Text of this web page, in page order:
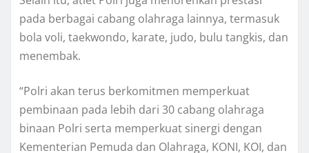
pada berbagai cabang olahraga lainnya, termasuk
bola voli, taekwondo, karate, judo, bulu tangkis, dan
menembak.
“Polri akan terus berkomitmen memperkuat
pembinaan pada lebih dari 30 cabang olahraga
binaan Polri serta memperkuat sinergi dengan
Kementerian Pemuda dan Olahraga, KONI, KOI, dan